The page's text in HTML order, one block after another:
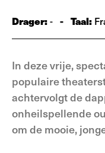
Drager:- - Taal:
In deze vrije,
populaire
achtervolgt de
onheilspellende
om de mooie,